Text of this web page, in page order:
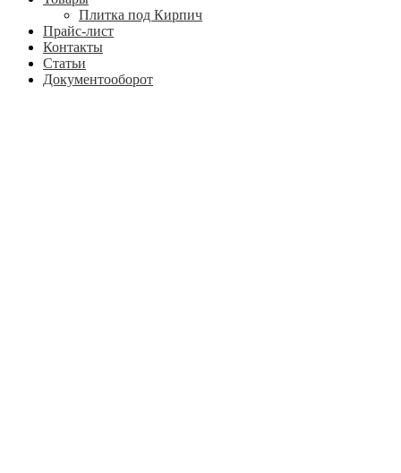
Плитка под Кирпич
Прайс-лист
Контакты
Статьи
Документооборот